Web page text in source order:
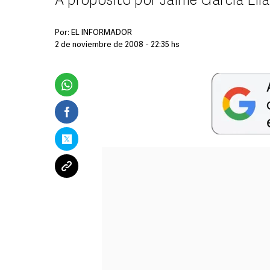
Por: EL INFORMADOR
2 de noviembre de 2008 - 22:35 hs